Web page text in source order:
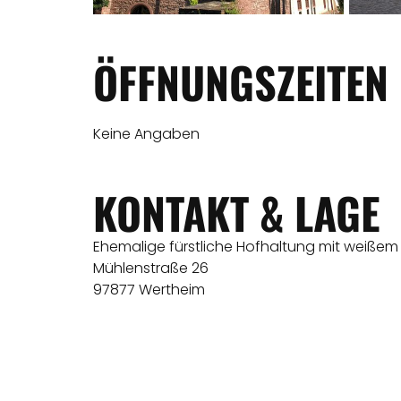
ÖFFNUNGSZEITEN
Keine Angaben
KONTAKT & LAGE
Ehemalige fürstliche Hofhaltung mit weißem
Mühlenstraße 26
97877 Wertheim